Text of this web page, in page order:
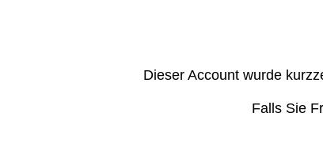
Dieser Account wurde
Falls Sie